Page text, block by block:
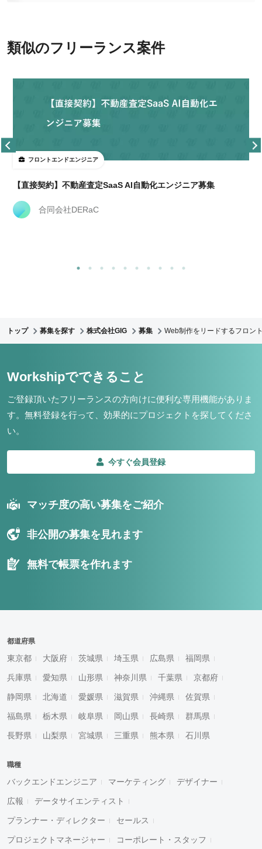
類似のフリーランス案件
フロントエンドエンジニア
【直接契約】不動産査定SaaS AI自動化エンジニア募集
合同会社DERaC
トップ 募集を探す 株式会社GIG 募集 Web制作をリードするフロン
Workshipでできること
ご登録頂いたフリーランスの方向けに便利な専用機能がありま
す。 無料登録を行って、効果的にプロジェクトを探してくださ
い。
今すぐ会員登録
マッチ度の高い募集をご紹介
非公開の募集を見れます
無料で帳票を作れます
都道府県
東京都 大阪府 茨城県 埼玉県 広島県 福岡県
兵庫県 愛知県 山形県 神奈川県 千葉県 京都府
静岡県 北海道 愛媛県 滋賀県 沖縄県 佐賀県
福島県 栃木県 岐阜県 岡山県 長崎県 群馬県
長野県 山梨県 宮城県 三重県 熊本県 石川県
職種
バックエンドエンジニア マーケティング デザイナー
広報 データサイエンティスト
プランナー・ディレクター セールス
プロジェクトマネージャー コーポレート・スタッフ